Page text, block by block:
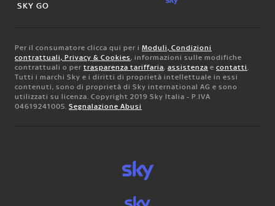
SKY GO
Per il consumatore clicca qui per i Moduli, Condizioni
contrattuali, Privacy & Cookies, informazioni sulle modifiche
contrattuali o per trasparenza tariffaria, assistenza e contatti.
Tutti i marchi Sky e i diritti di proprietà intellettuale in essi
contenuti, sono di proprietà di Sky international AG e sono
utilizzati su licenza. Copyright 2019 Sky Italia - P.IVA
04619241005. Segnalazione Abusi